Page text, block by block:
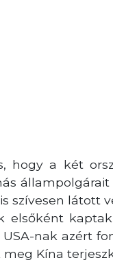
hogy a két
szívesen látott
elsőként
USA-nak azért
Kína